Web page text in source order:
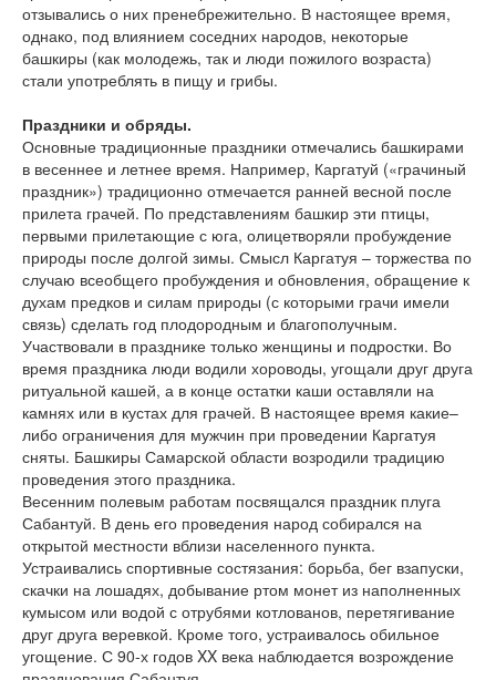
отзывались о них пренебрежительно. В настоящее время,
однако, под влиянием соседних народов, некоторые
башкиры (как молодежь, так и люди пожилого возраста)
стали употреблять в пищу и грибы.
Праздники и обряды.
Основные традиционные праздники отмечались башкирами
в весеннее и летнее время. Например, Каргатуй («грачиный
праздник») традиционно отмечается ранней весной после
прилета грачей. По представлениям башкир эти птицы,
первыми прилетающие с юга, олицетворяли пробуждение
природы после долгой зимы. Смысл Каргатуя – торжества по
случаю всеобщего пробуждения и обновления, обращение к
духам предков и силам природы (с которыми грачи имели
связь) сделать год плодородным и благополучным.
Участвовали в празднике только женщины и подростки. Во
время праздника люди водили хороводы, угощали друг друга
ритуальной кашей, а в конце остатки каши оставляли на
камнях или в кустах для грачей. В настоящее время какие–
либо ограничения для мужчин при проведении Каргатуя
сняты. Башкиры Самарской области возродили традицию
проведения этого праздника.
Весенним полевым работам посвящался праздник плуга
Сабантуй. В день его проведения народ собирался на
открытой местности вблизи населенного пункта.
Устраивались спортивные состязания: борьба, бег взапуски,
скачки на лошадях, добывание ртом монет из наполненных
кумысом или водой с отрубями котлованов, перетягивание
друг друга веревкой. Кроме того, устраивалось обильное
угощение. С 90-х годов XX века наблюдается возрождение